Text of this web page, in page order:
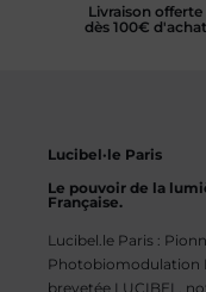
Livraison offerte
dès 100€ d'achat
Lucibel·le Paris
Le pouvoir de la
Française.
Lucibel.le Paris :
Photobiomodulation
brevetée LUCIBEL,